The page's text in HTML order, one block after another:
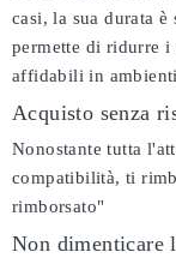
casi, la sua durata
permette di ridurre i
affidabili in
Acquisto senza
Nonostante tutta
compatibilità, ti
rimborsato"
Non dimenticare